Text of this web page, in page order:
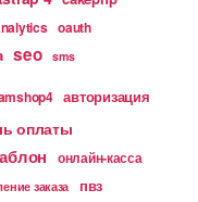
oauth
seo sms
авторизация
оплаты
онлайн-касса
заказа пвз